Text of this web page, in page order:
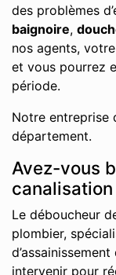
des problèmes
baignoire,
nos agents,
et vous pourrez
période.
Notre entreprise
département.
Avez-vous
Le déboucheur
plombier,
intervenir pour